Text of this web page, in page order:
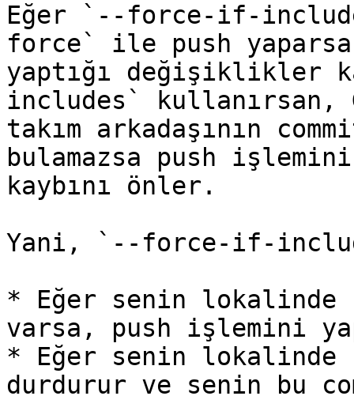
Eğer `--force-if-
force` ile push
yaptığı değişiklikler
includes`
takım arkadaşının
bulamazsa push
kaybını önler.
Yani, `--force-if-
* Eğer senin lokalinde
varsa, push işlemini
* Eğer senin lokalinde
durdurur ve senin bu